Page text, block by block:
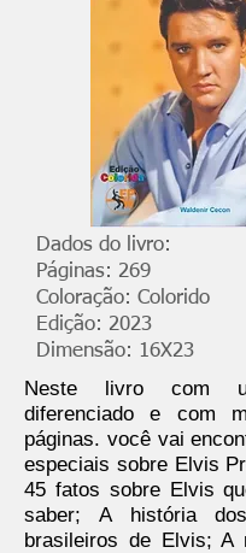
Dados do livro:
Páginas: 269
Coloração: Colorido
Edição: 2023
Dimensão: 16X23
Neste livro com
diferenciado e com
páginas. você vai
especiais sobre Elvis
45 fatos sobre Elvis
saber; A história
brasileiros de Elvis; A